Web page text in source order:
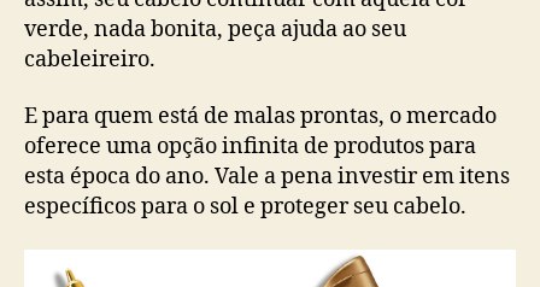
verde, nada bonita, peça ajuda ao seu
cabeleireiro.
E para quem está de malas prontas, o mercado
oferece uma opção infinita de produtos para
esta época do ano. Vale a pena investir em itens
específicos para o sol e proteger seu cabelo.